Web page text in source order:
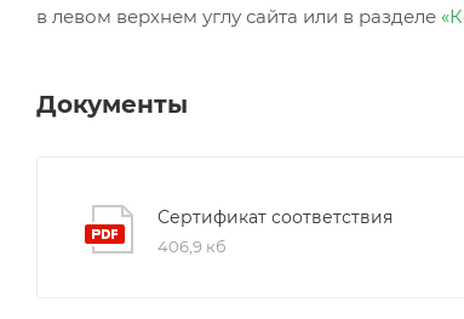
в левом верхнем углу сайта или в разделе
Документы
Сертификат соответствия
406,9 кб